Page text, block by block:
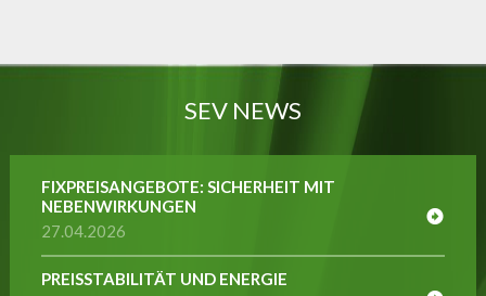
SEV NEWS
FIXPREISANGEBOTE: SICHERHEIT MIT
NEBENWIRKUNGEN
27.04.2026
PREISSTABILITÄT UND ENERGIE